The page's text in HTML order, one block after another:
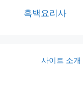
흑백요리사
사이트 소개